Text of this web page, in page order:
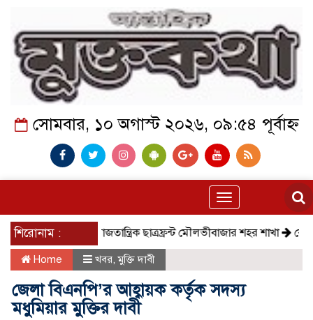
সোমবার, ১০ অগাস্ট ২০২৬, ০৯:৫৪ পূর্বাহ্ন
Toggle
navigation
শিরোনাম :সমাজতান্ত্রিক ছাত্রফ্রন্ট মৌলভীবাজার শহর শাখা কেমন আছে
Home খবর,মুক্তি দাবী
জেলা বিএনপি’র আহ্বায়ক কর্তৃক সদস্য
মধুমিয়ার মুক্তির দাবী